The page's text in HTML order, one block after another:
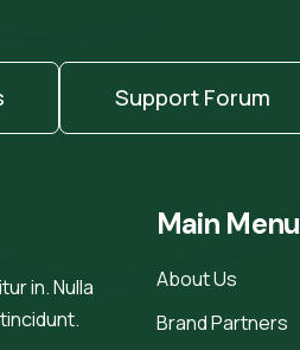
Support Forum
in. Nulla
Main Menu
About Us
Brand Partners